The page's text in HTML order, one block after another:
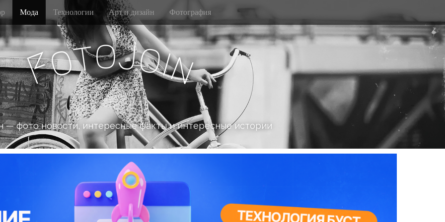
Мода Технологии Арт и дизайн Фотография
FotoJoi
n
— фото новости, интересные факты и интересные истории